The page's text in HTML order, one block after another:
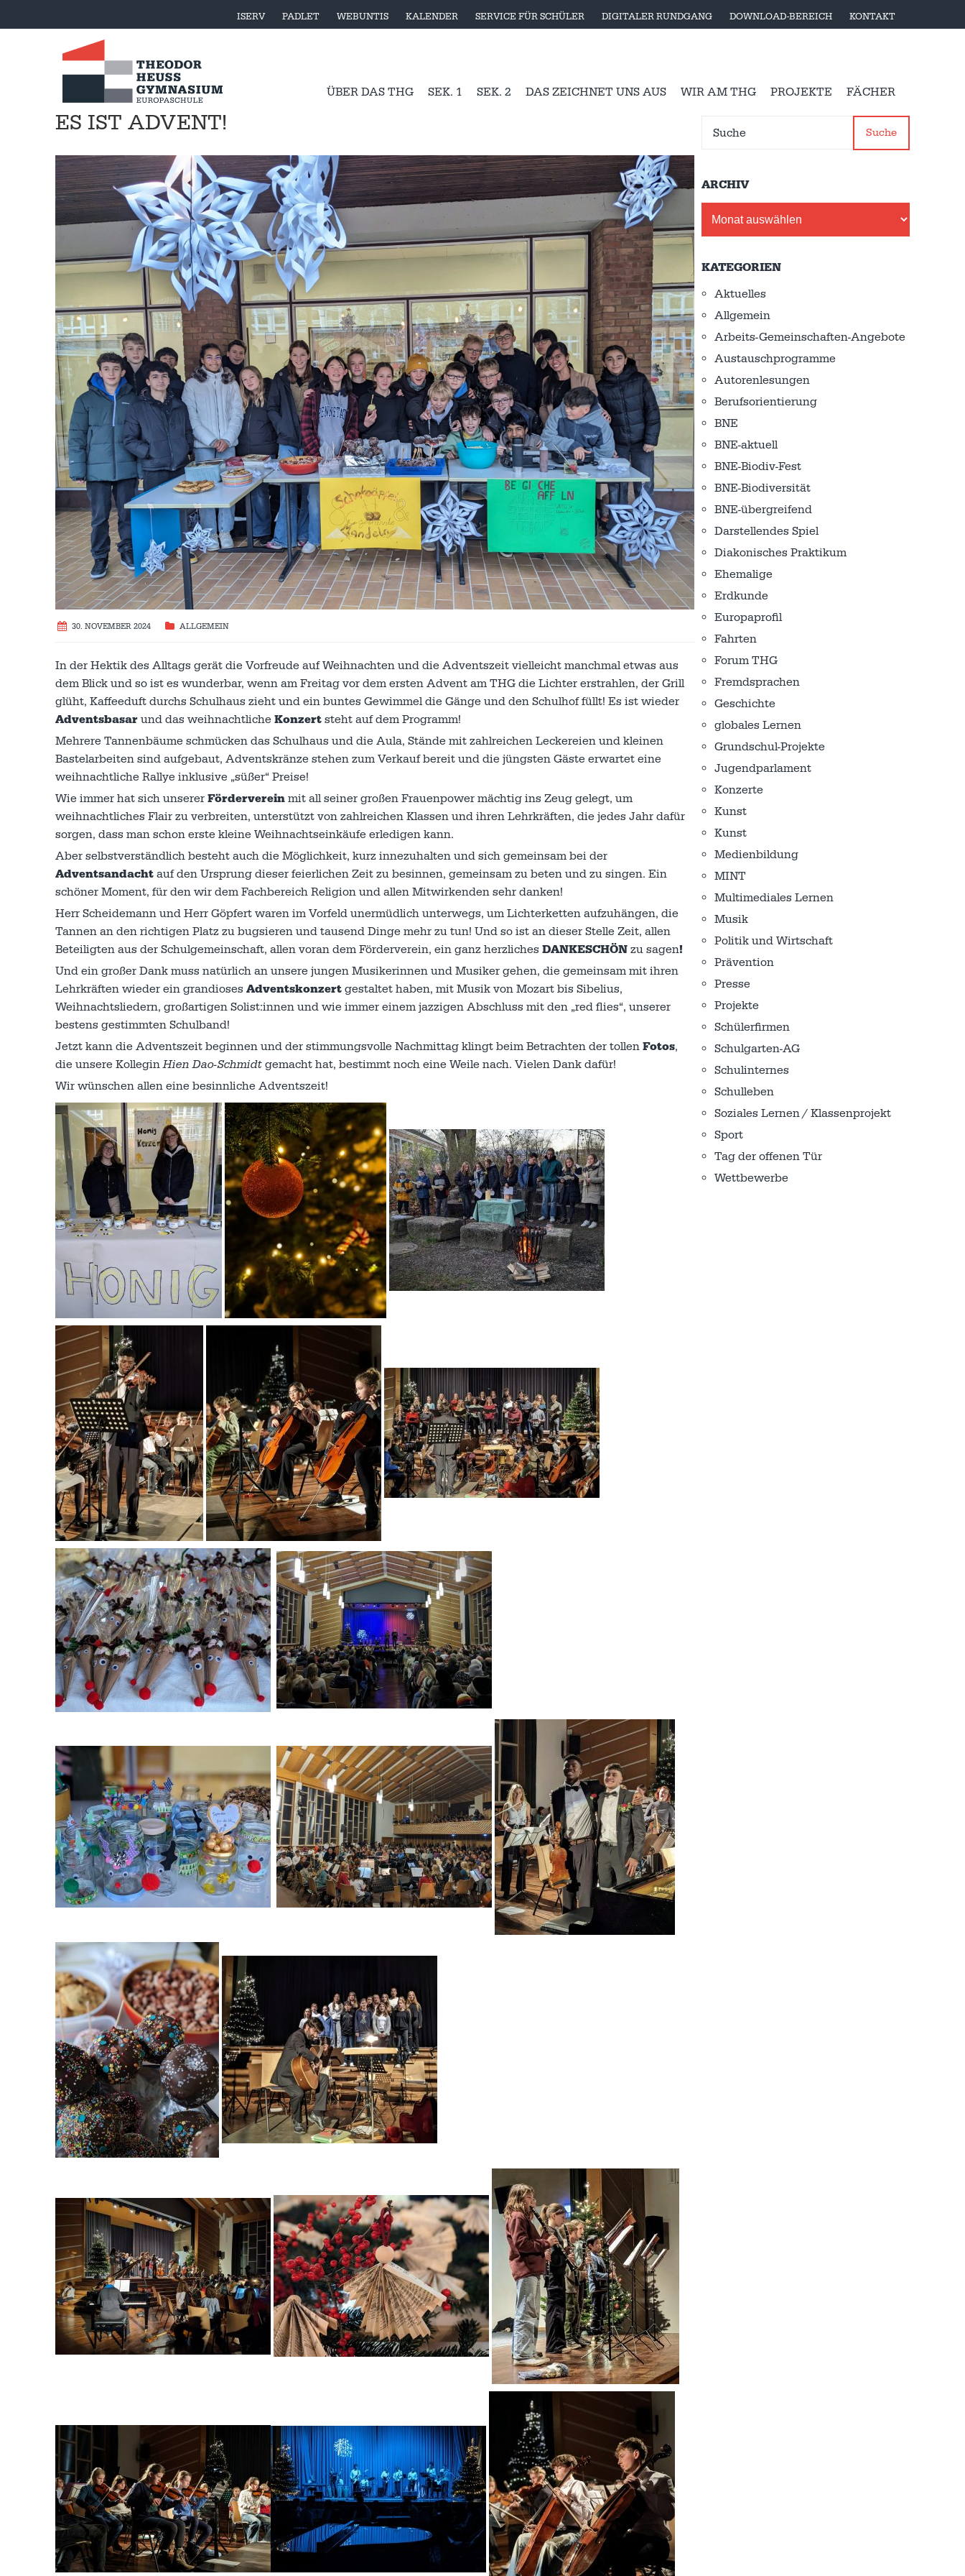
ISERV PADLET WEBUNTIS KALENDER SERVICE FÜR SCHÜLER DIGITALER RUNDGANG DOWNLOAD-BEREICH KONTAKT
ÜBER DAS THG SEK. 1 SEK. 2 DAS ZEICHNET UNS AUS WIR AM THG PROJEKTE FÄCHER
ES IST ADVENT!
30. NOVEMBER 2024 ALLGEMEIN
In der Hektik des Alltags gerät die Vorfreude auf Weihnachten und die Adventszeit vielleicht manchmal etwas aus
dem Blick und so ist es wunderbar, wenn am Freitag vor dem ersten Advent am THG die Lichter erstrahlen, der Grill
glüht, Kaffeeduft durchs Schulhaus zieht und ein buntes Gewimmel die Gänge und den Schulhof füllt! Es ist wieder
Adventsbasar und das weihnachtliche Konzert steht auf dem Programm!
Mehrere Tannenbäume schmücken das Schulhaus und die Aula, Stände mit zahlreichen Leckereien und kleinen
Bastelarbeiten sind aufgebaut, Adventskränze stehen zum Verkauf bereit und die jüngsten Gäste erwartet eine
weihnachtliche Rallye inklusive „süßer“ Preise!
Wie immer hat sich unserer Förderverein mit all seiner großen Frauenpower mächtig ins Zeug gelegt, um
weihnachtliches Flair zu verbreiten, unterstützt von zahlreichen Klassen und ihren Lehrkräften, die jedes Jahr dafür
sorgen, dass man schon erste kleine Weihnachtseinkäufe erledigen kann.
Aber selbstverständlich besteht auch die Möglichkeit, kurz innezuhalten und sich gemeinsam bei der
Adventsandacht auf den Ursprung dieser feierlichen Zeit zu besinnen, gemeinsam zu beten und zu singen. Ein
schöner Moment, für den wir dem Fachbereich Religion und allen Mitwirkenden sehr danken!
Herr Scheidemann und Herr Göpfert waren im Vorfeld unermüdlich unterwegs, um Lichterketten aufzuhängen, die
Tannen an den richtigen Platz zu bugsieren und tausend Dinge mehr zu tun! Und so ist an dieser Stelle Zeit, allen
Beteiligten aus der Schulgemeinschaft, allen voran dem Förderverein, ein ganz herzliches DANKESCHÖN zu sagen!
Und ein großer Dank muss natürlich an unsere jungen Musikerinnen und Musiker gehen, die gemeinsam mit ihren
Lehrkräften wieder ein grandioses Adventskonzert gestaltet haben, mit Musik von Mozart bis Sibelius,
Weihnachtsliedern, großartigen Solist:innen und wie immer einem jazzigen Abschluss mit den „red flies“, unserer
bestens gestimmten Schulband!
Jetzt kann die Adventszeit beginnen und der stimmungsvolle Nachmittag klingt beim Betrachten der tollen Fotos,
die unsere KolleginHien Dao-Schmidt gemacht hat, bestimmt noch eine Weile nach. Vielen Dank dafür!
Wir wünschen allen eine besinnliche Adventszeit!
Suche
ARCHIV
KATEGORIEN
Aktuelles
Allgemein
Arbeits-Gemeinschaften-Angebote
Austausch­programme
Autorenlesungen
Berufsorientierung
BNE
BNE-aktuell
BNE-Biodiv-Fest
BNE-Biodiversität
BNE-übergreifend
Darstellendes Spiel
Diakonisches Praktikum
Ehemalige
Erdkunde
Europaprofil
Fahrten
Forum THG
Fremdsprachen
Geschichte
globales Lernen
Grundschul-Projekte
Jugendparlament
Konzerte
Kunst
Kunst
Medienbildung
MINT
Multimediales Lernen
Musik
Politik und Wirtschaft
Prävention
Presse
Projekte
Schülerfirmen
Schulgarten-AG
Schulinternes
Schulleben
Soziales Lernen / Klassenprojekt
Sport
Tag der offenen Tür
Wettbewerbe